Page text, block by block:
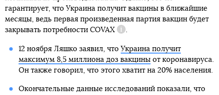
гарантирует, что Украина получит вакцины в ближайшие
месяцы, ведь первая произведенная партия вакцин будет
закрывать потребности COVAX
Справка
12 ноября Ляшко заявил, что Украина получит
максимум 8,5 миллиона доз вакциныот коронавируса.
Он также говорил, что этого хватит на 20% населения.
Окончательные данные исследований показали, что